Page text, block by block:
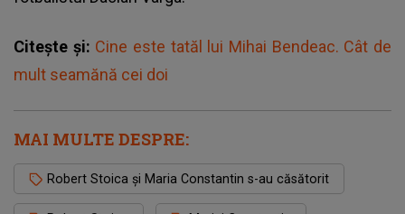
Citește și: Cine este tatăl lui Mihai Bendeac. Cât de
mult seamănă cei doi
MAI MULTE DESPRE:
Robert Stoica și Maria Constantin s-au căsătorit